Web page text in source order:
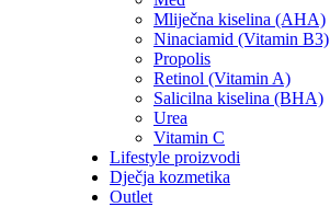
Mliječna kiselina (AHA)
Ninaciamid (Vitamin B3)
Propolis
Retinol (Vitamin A)
Salicilna kiselina (BHA)
Urea
Vitamin C
Lifestyle proizvodi
Dječja kozmetika
Outlet